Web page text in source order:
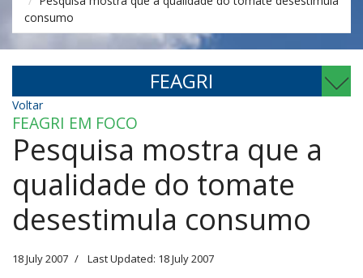
consumo
FEAGRI
Voltar
FEAGRI EM FOCO
Pesquisa mostra que a
qualidade do tomate
desestimula consumo
18 July 2007 Last Updated: 18 July 2007